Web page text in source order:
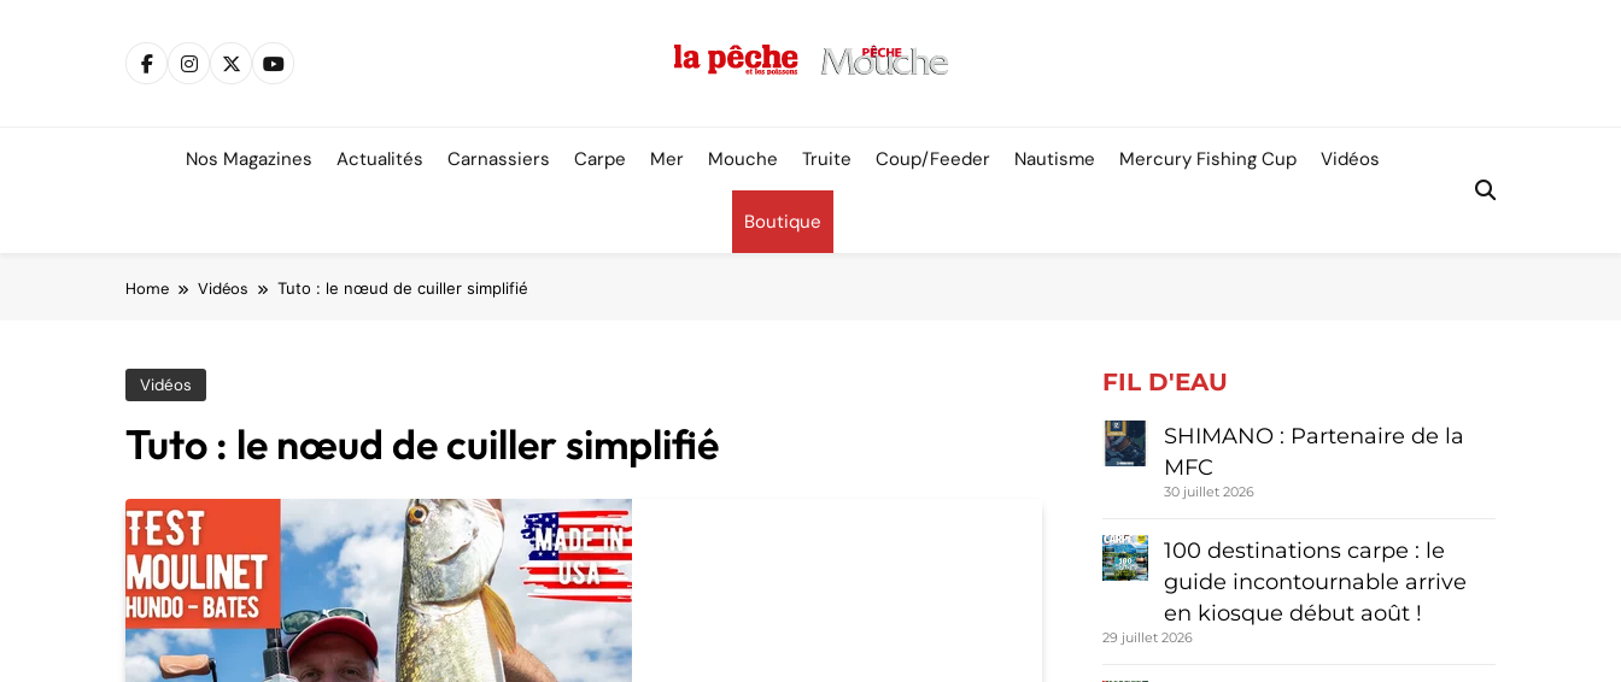
Nos Magazines Actualités Carnassiers Carpe Mer Mouche Truite Coup/Feeder Nautisme Mercury Fishing Cup Vidéos
Boutique
Home Vidéos Tuto : le nœud de cuiller simplifié
Vidéos
Tuto : le nœud de cuiller simplifié
FIL D'EAU
SHIMANO : Partenaire de la
MFC
30 juillet 2026
100 destinations carpe : le
guide incontournable arrive
en kiosque début août !
29 juillet 2026